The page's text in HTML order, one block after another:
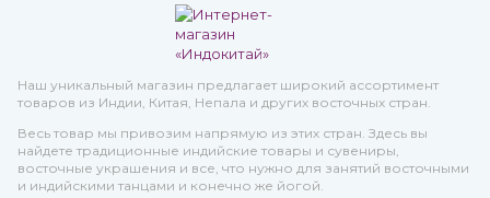
Наш уникальный магазин предлагает широкий ассортимент
товаров из Индии, Китая, Непала и других восточных стран.
Весь товар мы привозим напрямую из этих стран. Здесь вы
найдете традиционные индийские товары и сувениры,
восточные украшения и все, что нужно для занятий восточными
и индийскими танцами и конечно же йогой.